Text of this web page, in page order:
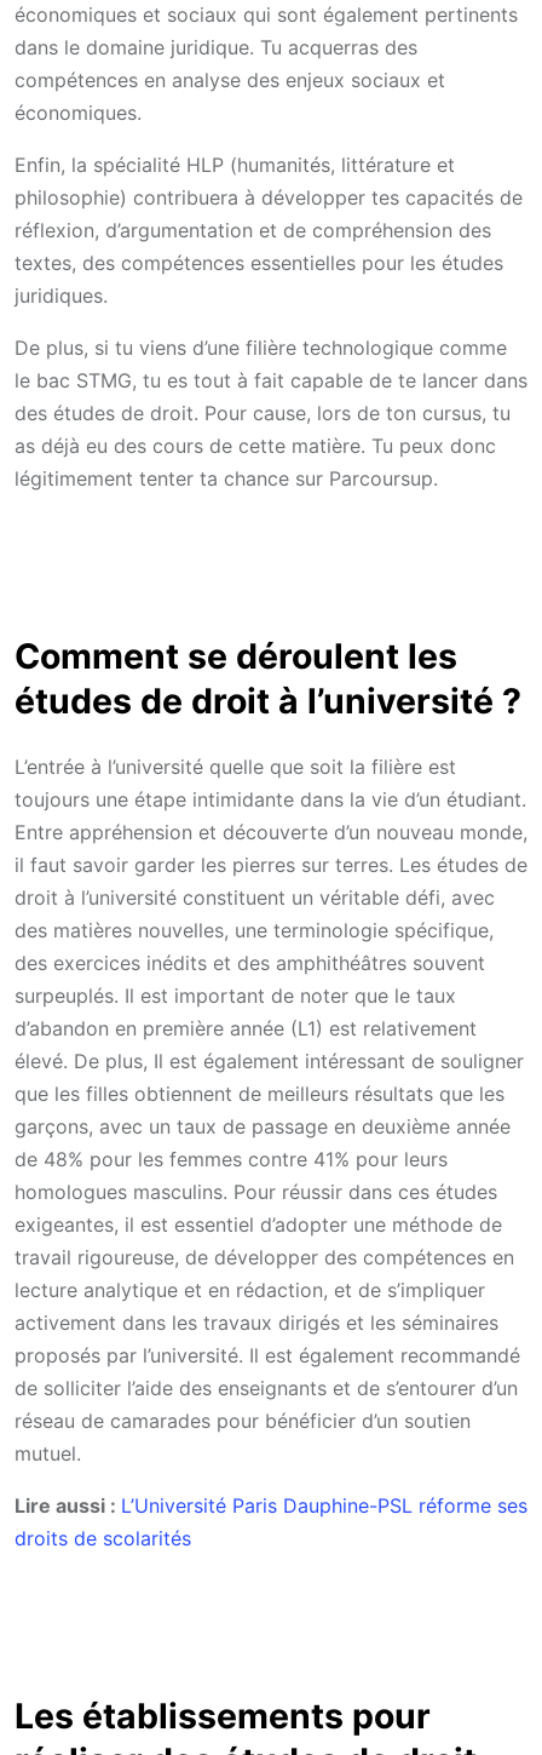
économiques et sociaux qui sont également pertinents
dans le domaine juridique. Tu acquerras des
compétences en analyse des enjeux sociaux et
économiques.
Enfin, la spécialité HLP (humanités, littérature et
philosophie) contribuera à développer tes capacités de
réflexion, d’argumentation et de compréhension des
textes, des compétences essentielles pour les études
juridiques.
De plus, si tu viens d’une filière technologique comme
le bac STMG, tu es tout à fait capable de te lancer dans
des études de droit. Pour cause, lors de ton cursus, tu
as déjà eu des cours de cette matière. Tu peux donc
légitimement tenter ta chance sur Parcoursup.
Comment se déroulent les
études de droit à l’université ?
L’entrée à l’université quelle que soit la filière est
toujours une étape intimidante dans la vie d’un étudiant.
Entre appréhension et découverte d’un nouveau monde,
il faut savoir garder les pierres sur terres. Les études de
droit à l’université constituent un véritable défi, avec
des matières nouvelles, une terminologie spécifique,
des exercices inédits et des amphithéâtres souvent
surpeuplés. Il est important de noter que le taux
d’abandon en première année (L1) est relativement
élevé. De plus, Il est également intéressant de souligner
que les filles obtiennent de meilleurs résultats que les
garçons, avec un taux de passage en deuxième année
de 48% pour les femmes contre 41% pour leurs
homologues masculins. Pour réussir dans ces études
exigeantes, il est essentiel d’adopter une méthode de
travail rigoureuse, de développer des compétences en
lecture analytique et en rédaction, et de s’impliquer
activement dans les travaux dirigés et les séminaires
proposés par l’université. Il est également recommandé
de solliciter l’aide des enseignants et de s’entourer d’un
réseau de camarades pour bénéficier d’un soutien
mutuel.
Lire aussi : L’Université Paris Dauphine-PSL réforme ses
droits de scolarités
Les établissements pour